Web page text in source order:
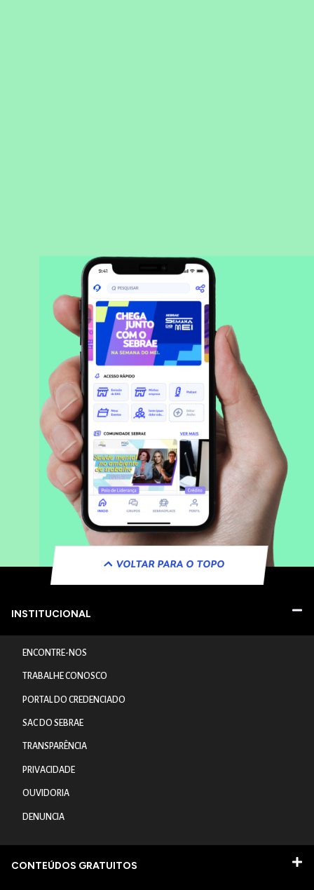
VOLTAR PARA O TOPO
INSTITUCIONAL
ENCONTRE-NOS
TRABALHE CONOSCO
PORTAL DO CREDENCIADO
SAC DO SEBRAE
TRANSPARÊNCIA
PRIVACIDADE
OUVIDORIA
DENUNCIA
CONTEÚDOS GRATUITOS